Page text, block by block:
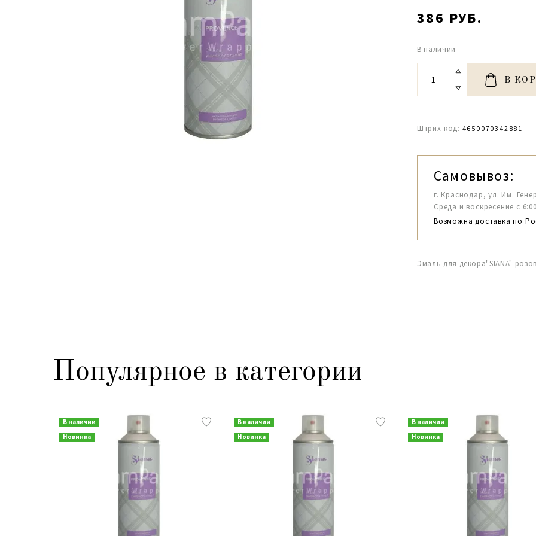
386 РУБ.
В наличии
В
Штрих-код: 4650070342881
Самовывоз:
г. Краснодар, ул. Им.
Среда и воскресение с
Возможна доставка по
Эмаль для декора"SIANA"
Популярное в категории
В наличии
Новинка
В наличии
Новинка
В наличии
Новинка